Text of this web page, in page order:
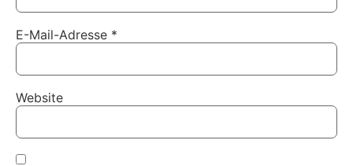
E-Mail-Adresse *
Website